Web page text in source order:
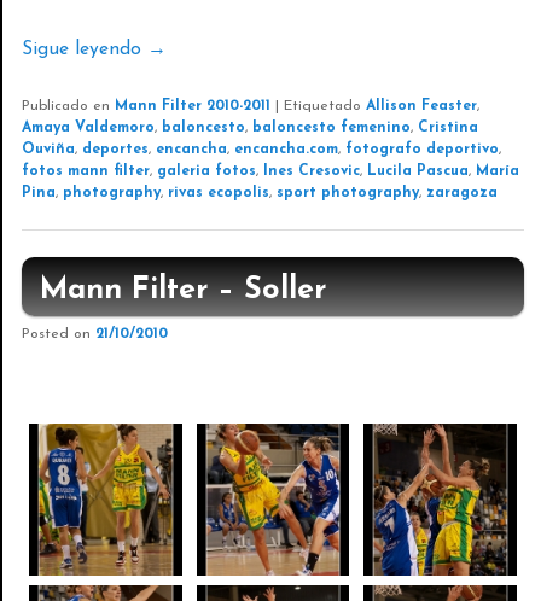
Sigue leyendo →
Publicado en Mann Filter 2010-2011 Etiquetado Allison Feaster,
Amaya Valdemoro, baloncesto, baloncesto femenino, Cristina
Ouviña, deportes, encancha, encancha.com, fotografo deportivo,
fotos mann filter, galeria fotos, Ines Cresovic, Lucila Pascua, María
Pina, photography, rivas ecopolis, sport photography,zaragoza
Mann Filter – Soller
Posted on 21/10/2010